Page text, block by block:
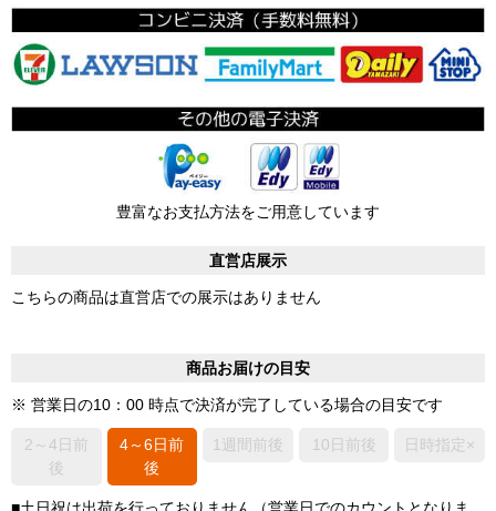
豊富なお支払方法をご用意しています
直営店展示
こちらの商品は直営店での展示はありません
商品お届けの目安
※ 営業日の10：00 時点で決済が完了している場合の目安です
2～4日前
後
4～6日前
後
1週間前後 10日前後 日時指定×
■土日祝は出荷を行っておりません（営業日でのカウントとなりま